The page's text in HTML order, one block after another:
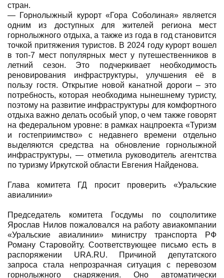
стран.
— Горнолыжный курорт «Гора Соболиная» является
одним из доступных для жителей региона мест
горнолыжного отдыха, а также из года в год становится
точкой притяжения туристов. В 2024 году курорт вошел
в топ-7 мест популярных мест у путешественников в
летний сезон. Это подчеркивает необходимость
реновирования инфраструктуры, улучшения её в
пользу гостя. Открытие новой канатной дороги – это
потребность, которая необходима нынешнему туристу,
поэтому на развитие инфраструктуры для комфортного
отдыха важно делать особый упор, о чем также говорят
на федеральном уровне: в рамках нацпроекта «Туризм
и гостеприимство» с недавнего времени отдельно
выделяются средства на обновление горнолыжной
инфраструктуры, — отметила руководитель агентства
по туризму Иркутской области Евгения Найденова.
Глава комитета ГД просит проверить «Уральские
авиалинии»
Председатель комитета Госдумы по соцполитике
Ярослав Нилов пожаловался на работу авиакомпании
«Уральские авиалинии» министру транспорта РФ
Роману Старовойту. Соответствующее письмо есть в
распоряжении URA.RU. Причиной депутатского
запроса стала непрозрачная ситуация с перевозом
горнолыжного снаряжения. Оно автоматически